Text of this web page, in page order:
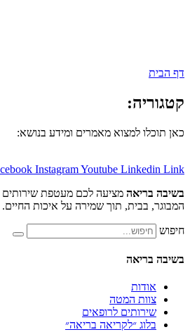
מאמרים ומידע בנושא:
Facebook InstagramYoutube
מציעה לכם מעטפת שירותים וטיפולים
תוך שמירה על איכות החיים.
המטה
לרופאים
״לקריאה בריאה״